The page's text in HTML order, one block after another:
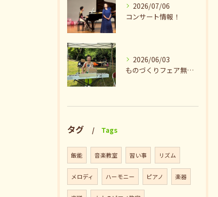
2026/07/06
コンサート情報！
2026/06/03
ものづくりフェア無事終了♪ありがとうございました。
タグ Tags
飯能 音楽教室 習い事 リズム
メロディ ハーモニー ピアノ 楽器